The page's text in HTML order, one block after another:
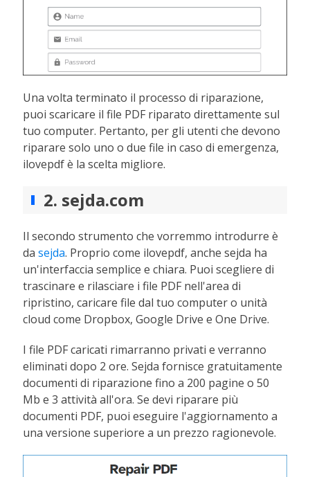
Una volta terminato il processo di riparazione,
puoi scaricare il file PDF riparato direttamente sul
tuo computer. Pertanto, per gli utenti che devono
riparare solo uno o due file in caso di emergenza,
ilovepdf è la scelta migliore.
2. sejda.com
Il secondo strumento che vorremmo introdurre è
dasejda. Proprio come ilovepdf, anche sejda ha
un'interfaccia semplice e chiara. Puoi scegliere di
trascinare e rilasciare i file PDF nell'area di
ripristino, caricare file dal tuo computer o unità
cloud come Dropbox, Google Drive e One Drive.
I file PDF caricati rimarranno privati e verranno
eliminati dopo 2 ore. Sejda fornisce gratuitamente
documenti di riparazione fino a 200 pagine o 50
Mb e 3 attività all'ora. Se devi riparare più
documenti PDF, puoi eseguire l'aggiornamento a
una versione superiore a un prezzo ragionevole.